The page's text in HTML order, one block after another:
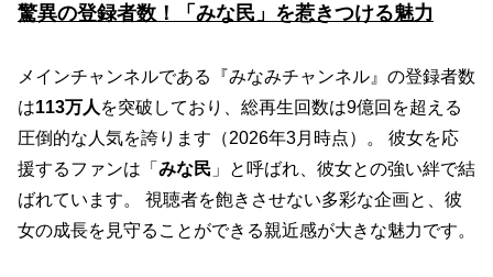
驚異の登録者数！「みな民」を惹きつける魅力
メインチャンネルである『みなみチャンネル』の登録者数
は113万人 を突破しており、総再生回数は9億回を超える
圧倒的な人気を誇ります（2026年3月時点）。 彼女を応
援するファンは「 みな民 」と呼ばれ、彼女との強い絆で結
ばれています。 視聴者を飽きさせない多彩な企画と、彼
女の成長を見守ることができる親近感が大きな魅力です。